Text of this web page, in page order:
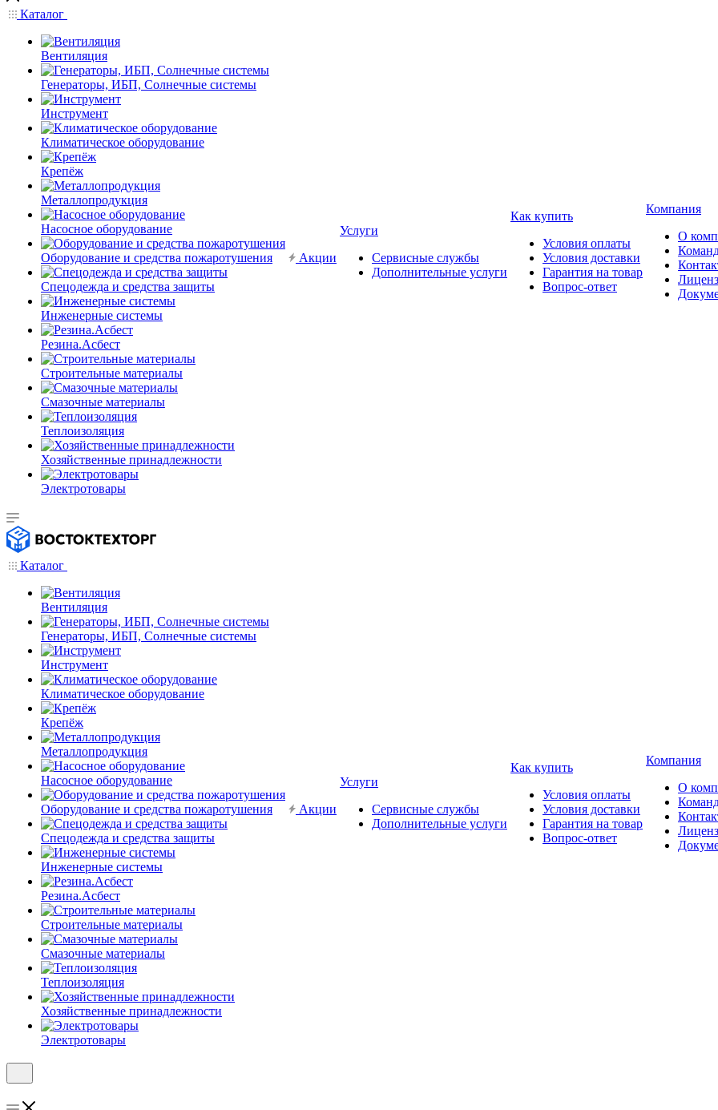
Каталог
Вентиляция
Генераторы, ИБП, Солнечные системы
Инструмент
Климатическое оборудование
Крепёж
Металлопродукция
Насосное оборудование
Оборудование и средства пожаротушения
Спецодежда и средства защиты
Инженерные системы
Резина.Асбест
Строительные материалы
Смазочные материалы
Теплоизоляция
Хозяйственные принадлежности
Электротовары
Акции
Услуги
Сервисные службы
Дополнительные услуги
Как купить
Условия оплаты
Условия доставки
Гарантия на товар
Вопрос-ответ
Компания
О
Каталог
Вентиляция
Генераторы, ИБП, Солнечные системы
Инструмент
Климатическое оборудование
Крепёж
Металлопродукция
Насосное оборудование
Оборудование и средства пожаротушения
Спецодежда и средства защиты
Инженерные системы
Резина.Асбест
Строительные материалы
Смазочные материалы
Теплоизоляция
Хозяйственные принадлежности
Электротовары
Акции
Услуги
Сервисные службы
Дополнительные услуги
Как купить
Условия оплаты
Условия доставки
Гарантия на товар
Вопрос-ответ
Компания
О